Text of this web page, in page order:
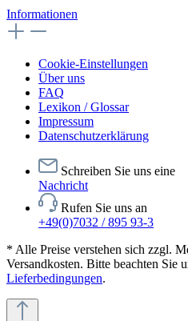
Informationen
Cookie-Einstellungen
Über uns
FAQ
Lexikon / Glossar
Impressum
Datenschutzerklärung
Schreiben Sie uns eine
Nachricht
Rufen Sie uns an
+49(0)7032 / 895 93-3
* Alle Preise verstehen sich zzgl.
Versandkosten. Bitte beachten Sie
Lieferbedingungen.